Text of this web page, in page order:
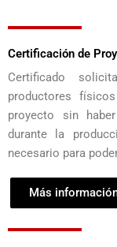
Certificación de
Certificado
productores
proyecto sin
durante la
necesario para
Más